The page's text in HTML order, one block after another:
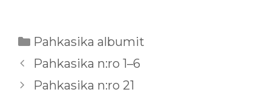
Kategoriat
Pahkasika albumit
Pahkasika n:ro 1–6
Pahkasika n:ro 21